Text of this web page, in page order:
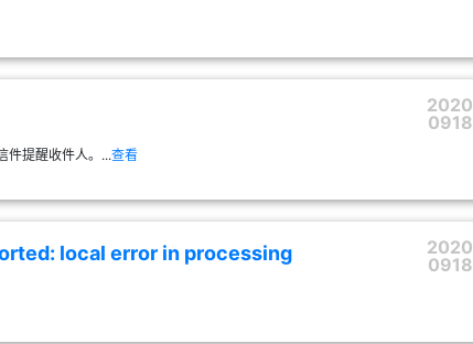
2020
0918
件提醒收件人。...查看
2020
0918
local error in processing